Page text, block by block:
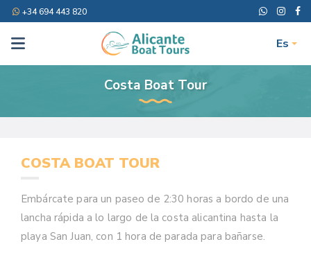
+34 694 443 820
Es
Costa Boat Tour
COSTA BOAT TOUR
Embárcate para un paseo de 2:30 horas a bordo de una
lancha rápida a lo largo de la costa alicantina hasta la
playa San Juan, con 1 hora de parada para bañarse.